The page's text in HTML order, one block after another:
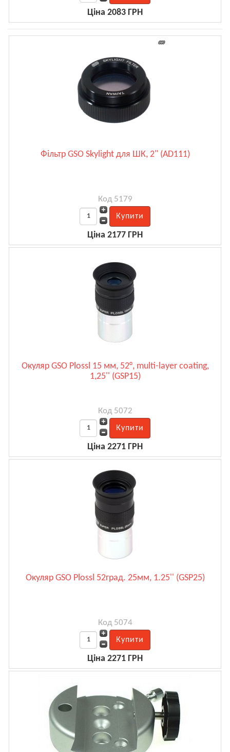
Ціна 2083 ГРН
Фільтр GSO Skylight для ШК, 2" (AD111)
Код 5179
Ціна 2177 ГРН
Окуляр GSO Plossl 15 мм, 52°, multi-layer coating,
1,25'' (GSP15)
Код 5072
Ціна 2271 ГРН
Окуляр GSO Plossl 52град. 25мм, 1.25'' (GSP25)
Код 5074
Ціна 2271 ГРН